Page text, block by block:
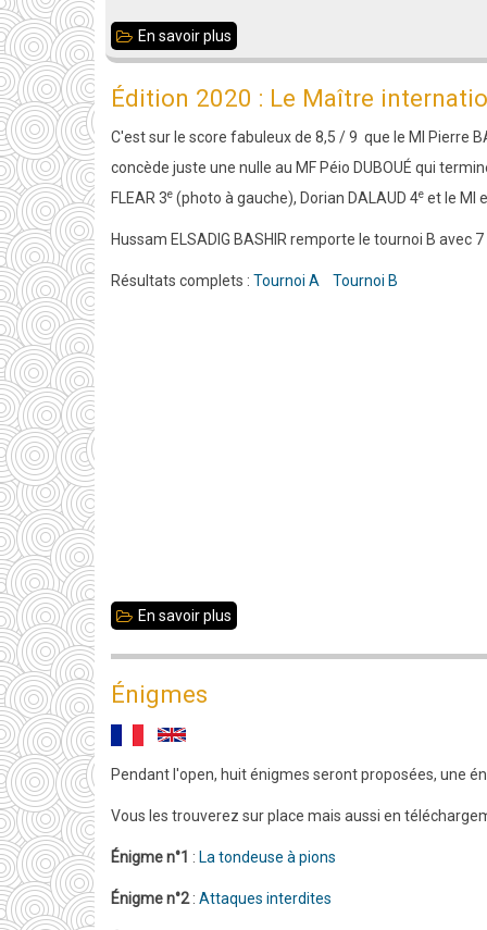
En savoir plus
Résultats
de
l'open
Édition 2020 : Le Maître
C'est sur le score fabuleux de 8,5 / 9 que le MI Pierre
concède juste une nulle au MF Péio DUBOUÉ qui
FLEAR 3e (photo à gauche), Dorian DALAUD 4e et le MI
Hussam ELSADIG BASHIR remporte le tournoi B avec
Résultats complets : Tournoi A Tournoi B
En savoir plus
Maître
Pierre
Bailet
remporte
Énigmes
Pendant l'open, huit énigmes seront proposées, une
Vous les trouverez sur place mais aussi en
Énigme n°1 : La tondeuse à pions
Énigme n°2: Attaques interdites